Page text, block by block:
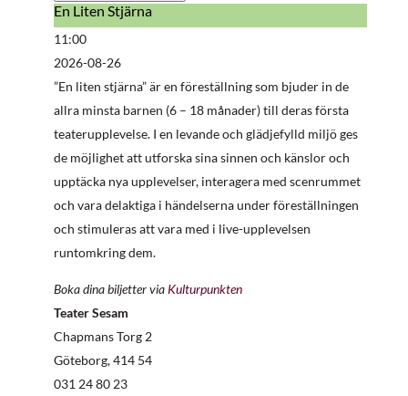
En
Liten
Stjärna
En Liten Stjärna
11:00
2026-08-26
”En liten stjärna” är en föreställning som bjuder in de
allra minsta barnen (6 – 18 månader) till deras första
teaterupplevelse. I en levande och glädjefylld miljö ges
de möjlighet att utforska sina sinnen och känslor och
upptäcka nya upplevelser, interagera med scenrummet
och vara delaktiga i händelserna under föreställningen
och stimuleras att vara med i live-upplevelsen
runtomkring dem.
Boka dina biljetter via Kulturpunkten
Teater Sesam
Chapmans Torg 2
Göteborg,414 54
031 24 80 23